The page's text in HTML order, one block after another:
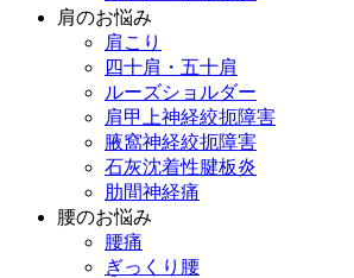
肩のお悩み
肩こり
四十肩・五十肩
ルーズショルダー
肩甲上神経絞扼障害
腋窩神経絞扼障害
石灰沈着性腱板炎
肋間神経痛
腰のお悩み
腰痛
ぎっくり腰